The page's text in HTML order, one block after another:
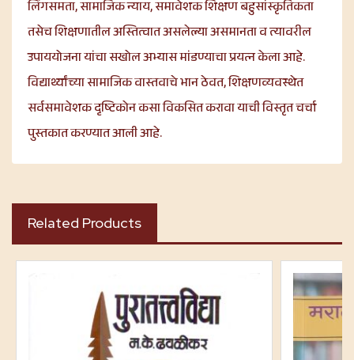
लिंगसमता, सामाजिक न्याय, समावेशक शिक्षण बहुसांस्कृतिकता
तसेच शिक्षणातील अस्तित्वात असलेल्या असमानता व त्यावरील
उपाययोजना यांचा सखोल अभ्यास मांडण्याचा प्रयत्न केला आहे.
विद्यार्थ्यांच्या सामाजिक वास्तवाचे भान ठेवत, शिक्षणव्यवस्थेत
सर्वसमावेशक दृष्टिकोन कसा विकसित करावा याची विस्तृत चर्चा
पुस्तकात करण्यात आली आहे.
Related Products